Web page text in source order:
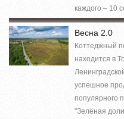
каждого – 10
Весна 2.0
Коттеджный
находится в
успешное
популярного
"Зелёная